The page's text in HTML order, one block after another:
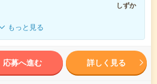
しずか
もっと見る
応募へ進む 詳しく見る